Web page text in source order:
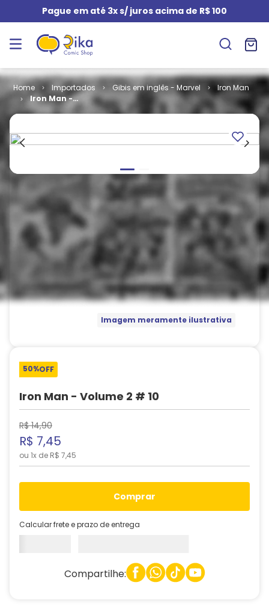
Pague em até 3x s/ juros acima de R$ 100
Importados Gibis em inglês - Marvel
Iron Man
Iron Man -
Volume 2 # 10
Imagem meramente ilustrativa
50%OFF
Iron Man - Volume 2 # 10
R$ 14,90
R$ 7,45
ou 1x de R$ 7,45
comprar
Calcular frete e prazo de entrega
Compartilhe: